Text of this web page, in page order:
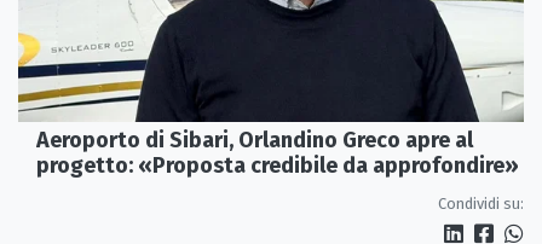
Aeroporto di Sibari, Orlandino Greco apre al
progetto: «Proposta credibile da approfondire»
Condividi su: